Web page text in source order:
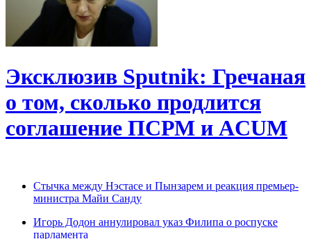
Эксклюзив Sputnik: Гречаная
о том, сколько продлится
соглашение ПСРМ и ACUM
Cтычка между Нэстасе и Пынзарем и реакция премьер-
министра Майи Санду
Игорь Додон аннулировал указ Филипа о роспуске
парламента